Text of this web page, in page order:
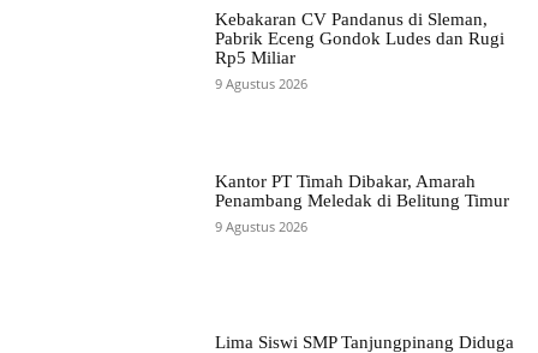
Kebakaran CV Pandanus di Sleman,
Pabrik Eceng Gondok Ludes dan Rugi
Rp5 Miliar
9 Agustus 2026
Kantor PT Timah Dibakar, Amarah
Penambang Meledak di Belitung Timur
9 Agustus 2026
Lima Siswi SMP Tanjungpinang Diduga